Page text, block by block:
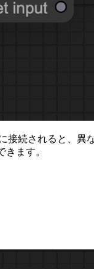
接続されると、異
ます。